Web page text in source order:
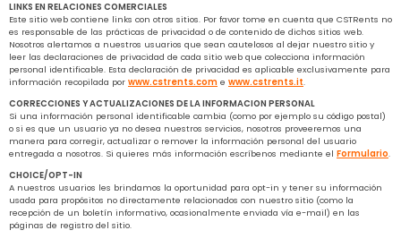
LINKS EN RELACIONES COMERCIALES
Este sitio web contiene links con otros sitios. Por favor tome en cuenta que CSTRents no
es responsable de las prácticas de privacidad o de contenido de dichos sitios web.
Nosotros alertamos a nuestros usuarios que sean cautelosos al dejar nuestro sitio y
leer las declaraciones de privacidad de cada sitio web que colecciona información
personal identificable. Esta declaración de privacidad es aplicable exclusivamente para
información recopilada por www.cstrents.com e www.cstrents.it.
CORRECCIONES Y ACTUALIZACIONES DE LA INFORMACION PERSONAL
Si una información personal identificable cambia (como por ejemplo su código postal)
o si es que un usuario ya no desea nuestros servicios, nosotros proveeremos una
manera para corregir, actualizar o remover la información personal del usuario
entregada a nosotros. Si quieres más información escríbenos mediante el Formulario.
CHOICE/OPT-IN
A nuestros usuarios les brindamos la oportunidad para opt-in y tener su información
usada para propósitos no directamente relacionados con nuestro sitio (como la
recepción de un boletín informativo, ocasionalmente enviada vía e-mail) en las
páginas de registro del sitio.